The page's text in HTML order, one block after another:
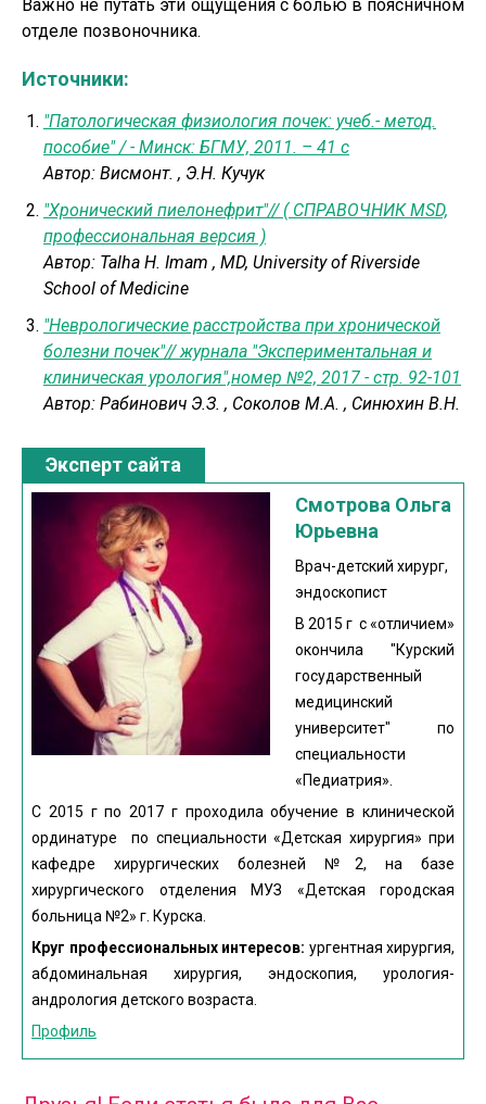
Важно не путать эти ощущения с болью в поясничном
отделе позвоночника.
Источники:
"Патологическая физиология почек: учеб.- метод.
пособие" / - Минск: БГМУ, 2011. – 41 с
Автор: Висмонт. , Э.Н. Кучук
"Хронический пиелонефрит"// ( СПРАВОЧНИК MSD,
профессиональная версия )
Автор: Talha H. Imam , MD, University of Riverside
School of Medicine
"Неврологические расстройства при хронической
болезни почек"// журнала "Экспериментальная и
клиническая урология",номер №2, 2017 - стр. 92-101
Автор: Рабинович Э.З. , Соколов М.А. , Синюхин В.Н.
Эксперт сайта
Смотрова Ольга
Юрьевна
Врач-детский хирург,
эндоскопист
В 2015 г с «отличием»
окончила "Курский
государственный
медицинский
университет" по
специальности
«Педиатрия».
С 2015 г по 2017 г проходила обучение в клинической
ординатуре по специальности «Детская хирургия» при
кафедре хирургических болезней №2, на базе
хирургического отделения МУЗ «Детская городская
больница №2» г. Курска.
Круг профессиональных интересов: ургентная хирургия,
абдоминальная хирургия, эндоскопия, урология-
андрология детского возраста.
Профиль